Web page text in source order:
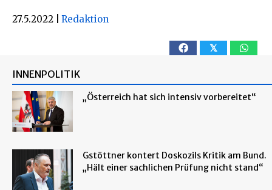
27.5.2022 Redaktion
𝕏
INNENPOLITIK
„Österreich hat sich intensiv vorbereitet“
Gstöttner kontert Doskozils Kritik am Bund.
„Hält einer sachlichen Prüfung nicht stand“